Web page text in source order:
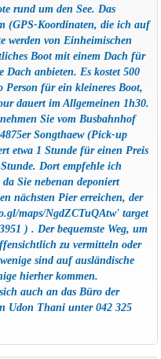
rund um den See. Das
(GPS-Koordinaten, die ich auf
werden von Einheimischen
Boot mit einem Dach für
Dach anbieten. Es kostet 500
Person für ein kleineres Boot,
dauert im Allgemeinen 1h30.
Sie vom Busbahnhof
Songthaew (Pick-up
etwa 1 Stunde für einen Preis
Dort empfehle ich
Sie nebenan deponiert
nächsten Pier erreichen, der
maps/NgdZCTuQAtw' target
) . Der bequemste Weg, um
zu vermitteln oder
sind auf ausländische
hierher kommen.
auch an das Büro der
Udon Thani unter 042 325